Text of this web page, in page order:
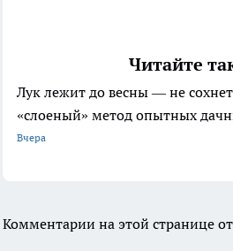
Читайте
Лук лежит до весны — не
«слоеный» метод опытных
Вчера
Комментарии на этой странице